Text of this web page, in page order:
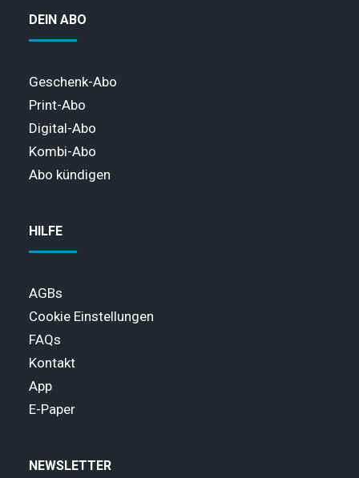
DEIN ABO
Geschenk-Abo
Print-Abo
Digital-Abo
Kombi-Abo
Abo kündigen
HILFE
AGBs
Cookie Einstellungen
FAQs
Kontakt
App
E-Paper
NEWSLETTER